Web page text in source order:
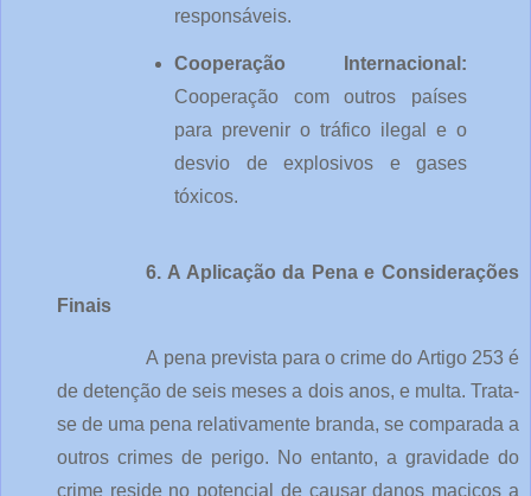
responsáveis.
Cooperação com outros países
para prevenir o tráfico ilegal e o
desvio de explosivos e gases
tóxicos.
6. A Aplicação da Pena e Considerações
Finais
A pena prevista para o crime do Artigo 253 é
de detenção de seis meses a dois anos, e multa. Trata-
se de uma pena relativamente branda, se comparada a
outros crimes de perigo. No entanto, a gravidade do
crime reside no potencial de causar danos maciços a